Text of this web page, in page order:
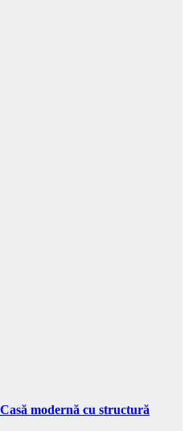
modernă cu structură